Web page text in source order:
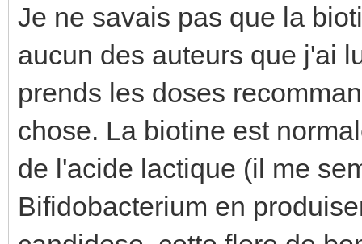
Je ne savais pas que la
aucun des auteurs que j'ai
prends les doses
chose. La biotine est
de l'acide lactique (il me
Bifidobacterium en